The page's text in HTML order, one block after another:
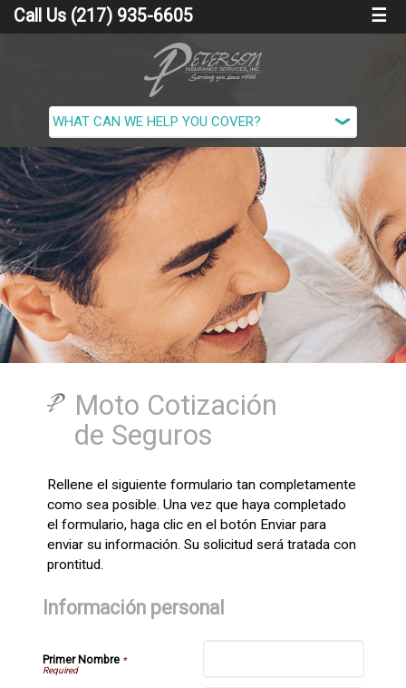
Call Us (217) 935-6605 ☰
Moto Cotización
de Seguros
Rellene el siguiente formulario tan completamente
como sea posible. Una vez que haya completado
el formulario, haga clic en el botón Enviar para
enviar su información. Su solicitud será tratada con
prontitud.
Información personal
Primer Nombre *